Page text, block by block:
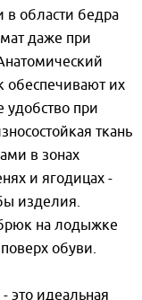
в области бедра
даже при
обеспечивают их
удобство при
ткань
в зонах
и ягодицах -
изделия.
на лодыжке
обуви.
это идеальная